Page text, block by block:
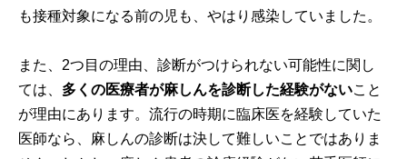
も接種対象になる前の児も、やはり感染していました。
また、2つ目の理由、診断がつけられない可能性に関し
ては、 多くの医療者が麻しんを診断した経験がないこと
が理由にあります。流行の時期に臨床医を経験していた
医師なら、麻しんの診断は決して難しいことではありま